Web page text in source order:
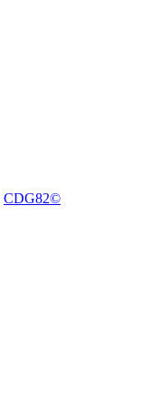
CDG82©